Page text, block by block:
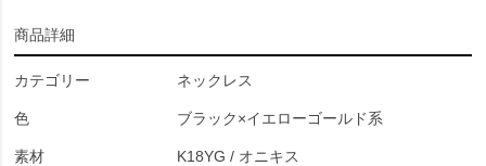
商品詳細
カテゴリー ネックレス
色 ブラック×イエローゴールド系
素材
K18YG / オニキス